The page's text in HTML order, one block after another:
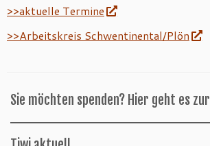
>>aktuelle Termine
>>Arbeitskreis Schwentinental/Plön
Sie möchten spenden? Hier geht es zur